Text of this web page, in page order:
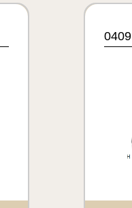
0409